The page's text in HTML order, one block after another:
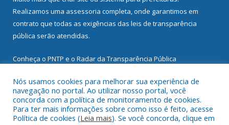
Realizamos uma assessoria completa, onde garantimos em
contrato que todas as exigências das leis de transparência
pública serão atendidas.
Conheça o PNTP e o Radar da Transparência Pública
Todos os direitos reservados a Prefeitura Municipal de
Mocajuba.
Nós usamos cookies para melhorar sua experiência de
navegação no portal. Ao utilizar nosso portal, você
concorda com a política de monitoramento de cookies.
Para ter mais informações sobre como isso é feito, acesse
Política de cookies (Leia mais). Se você concorda, clique em